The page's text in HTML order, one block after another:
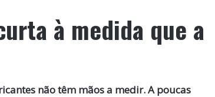
à medida que a
não têm mãos a medir. A poucas